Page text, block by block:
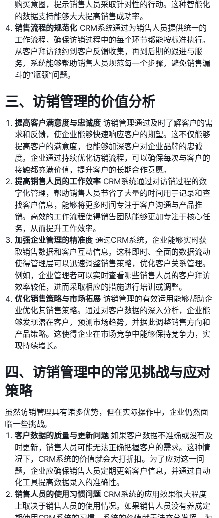
购买意图，提示销售人员采取针对性的行动。这种智能化
的数据支持能够大大提高销售成功率。
销售流程的规范化 CRM系统通过为销售人员提供统一的
工作流程，确保访销过程中的每个环节都能按标准执行。
从客户拜访预约到客户反馈收集，再到后期的跟进与服
务，系统能够帮助销售人员规范每一个步骤，避免销售漏
斗的“瓶颈”问题。
三、访销管理的价值分析
提高客户满意度与忠诚度 访销管理通过及时了解客户的需
求和反馈，使企业能够快速响应客户的期望。这不仅能够
提高客户的满意度，也能够加深客户对企业品牌的忠诚
度。企业通过持续优化访销流程，可以确保每次与客户的
接触都充满价值，提升客户的长期合作意愿。
提高销售人员的工作效率 CRM系统通过对访销过程的数
字化管理，帮助销售人员节省了大量的时间用于记录和查
找客户信息，能够将更多时间专注于客户沟通与产品推
销。高效的工作流程使得销售团队能够更加专注于核心任
务，从而提升工作效率。
加强企业管理的精准度 通过CRM系统，企业能够实时获
取销售数据和客户互动信息。这种即时、全面的数据流动
使得管理层可以迅速调整销售策略，优化客户关系管理。
例如，企业管理者可以实时查看哪些销售人员的客户拜访
效率较低，进而采取相应的措施进行培训或调整。
优化销售策略与市场拓展 访销管理的有效运用能够帮助企
业优化其销售策略。通过对客户数据的深入分析，企业能
够发现潜在客户，预测市场趋势，并据此调整销售方向和
产品策略。这使得企业在市场竞争中能够保持竞争力，实
现持续增长。
四、访销管理中的常见挑战与应对
策略
虽然访销管理具有诸多优势，但在实际操作中，企业仍然面
临一些挑战。
客户数据的质量与更新问题如果客户数据不准确或没有及
时更新，销售人员可能无法正确把握客户的需求。这种情
况下，CRM系统的价值就会大打折扣。为了应对这一问
题，企业应确保销售人员定期更新客户信息，并通过自动
化工具提高数据录入的准确性。
销售人员的使用习惯问题CRM系统的应用效果很大程度
上取决于销售人员的使用情况。如果销售人员没有养成定